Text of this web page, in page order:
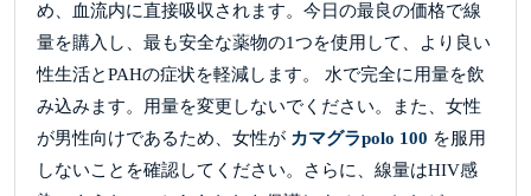
め、血流内に直接吸収されます。今日の最良の価格で線
量を購入し、最も安全な薬物の1つを使用して、より良い
性生活とPAHの症状を軽減します。 水で完全に用量を飲
み込みます。用量を変更しないでください。また、女性
が男性向けであるため、女性が カマグラpolo 100 を服用
しないことを確認してください。さらに、線量はHIV感